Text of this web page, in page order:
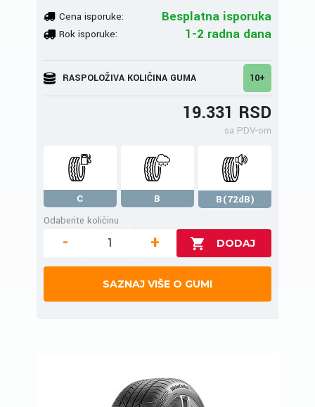
Cena isporuke: Besplatna isporuka
Rok isporuke: 1-2 radna dana
RASPOLOŽIVA KOLIČINA GUMA 10+
19.331 RSD
sa PDV-om
C B
B(72dB)
Odaberite količinu
- +
SAZNAJ VIŠE O GUMI